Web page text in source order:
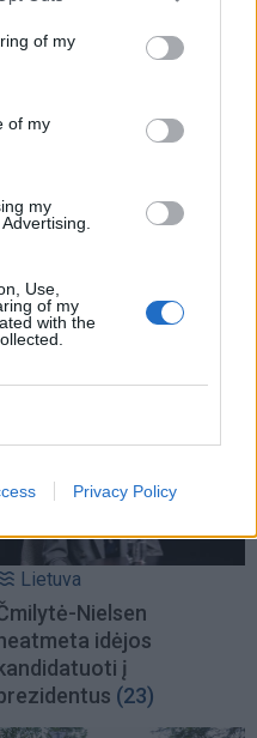
of my
of my
my
Use,
of my
with the
Privacy Policy
Lietuva
Nielsen
idėjos
kandidatuoti į
(23)